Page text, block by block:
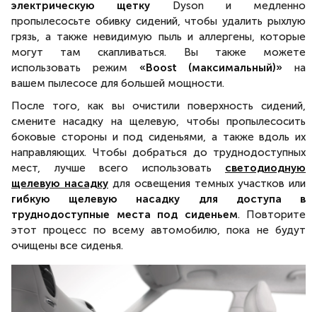
электрическую щетку Dyson и медленно
пропылесосьте обивку сидений, чтобы удалить рыхлую
грязь, а также невидимую пыль и аллергены, которые
могут там скапливаться. Вы также можете
использовать режим «Boost (максимальный)» на
вашем пылесосе для большей мощности.
После того, как вы очистили поверхность сидений,
смените насадку на щелевую, чтобы пропылесосить
боковые стороны и под сиденьями, а также вдоль их
направляющих. Чтобы добраться до труднодоступных
мест, лучше всего использовать светодиодную
щелевую насадку для освещения темных участков или
гибкую щелевую насадку для доступа в
труднодоступные места под сиденьем. Повторите
этот процесс по всему автомобилю, пока не будут
очищены все сиденья.